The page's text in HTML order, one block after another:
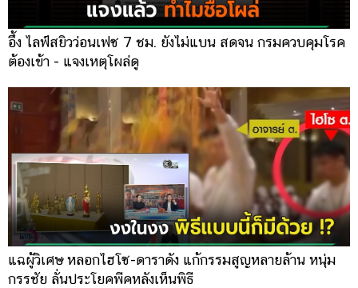
อึ้ง ไลฟ์สยิวว่อนเฟซ 7 ชม. ยังไม่แบน สดจน กรมควบคุมโรค
ต้องเข้า - แจงเหตุโผล่ดู
แฉผู้วิเศษ หลอกไฮโซ-ดาราดัง แก้กรรมสูญหลายล้าน หนุ่ม
กรรชัย ลั่นประโยคพีคหลังเห็นพิธี